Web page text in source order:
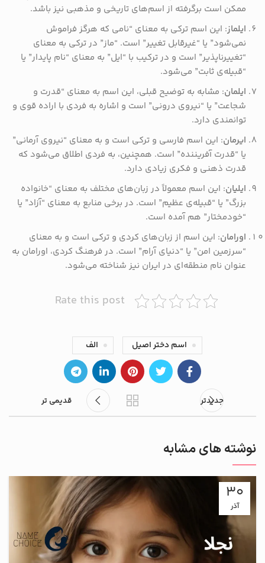
ممکن است برگرفته از اسم‌های تاریخی و مذهبی نیز باشد.
ایلماز: این اسم ترکی به معنای “نامی که هرگز فراموش
نمی‌شود” یا “غیرقابل تغییر” است. “ماز” در ترکی به معنای
“تغییرناپذیر” است و در ترکیب با “ایل” به معنای “نام پایدار” یا
“قبیله‌ی ثابت” می‌شود.
ایلمان: مشابه به توضیح قبلی، این اسم به معنای “قدرت و
شجاعت” یا “نیروی درونی” است و اشاره به فردی با اراده قوی و
توانمندی دارد.
ایرمان: این اسم فارسی و ترکی است و به معنای “نیروی آرمانی”
یا “قدرت آفریننده” است. همچنین، به فردی اطلاق می‌شود که
قدرت ذهنی و فکری زیادی دارد.
ایلیان: این اسم معمولاً در زبان‌های مختلف به معنای “خانواده
بزرگ” یا “قبیله‌ی عظیم” است. در برخی منابع به معنای “آزاد” یا
“خودمختار” هم آمده است.
اورامان: این اسم از زبان‌های کردی و ترکی است و به معنای
“سرزمین امن” یا “دنیای آرام” است. در فرهنگ کردی، اورامان به
عنوان نام منطقه‌ای در ایران نیز شناخته می‌شود.
Rate this post
اسم دختر اصیل الف
جدیدتر قدیمی تر
نوشته های مشابه
30
آذر